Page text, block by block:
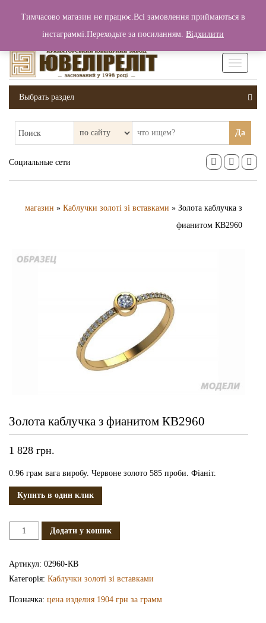
Вход / Регистрация 0 грн.
Выбрать раздел
Поиск Да
Социальные сети
магазин » Каблучки золоті зі вставками » Золота каблучка з
фианитом КВ2960
Золота каблучка з фианитом КВ2960
1 828 грн.
0.96 грам вага виробу. Червоне золото 585 проби. Фіаніт.
Купить в один клик
Золота
кількість
Додати у кошик
Артикул: 02960-КВ
Категорія: Каблучки золоті зі вставками
Позначка: цена изделия 1904 грн за грамм
Тимчасово магазин не працює.Всі замовлення приймаються в
інстаграммі.Переходьте за посиланням. Відхилити